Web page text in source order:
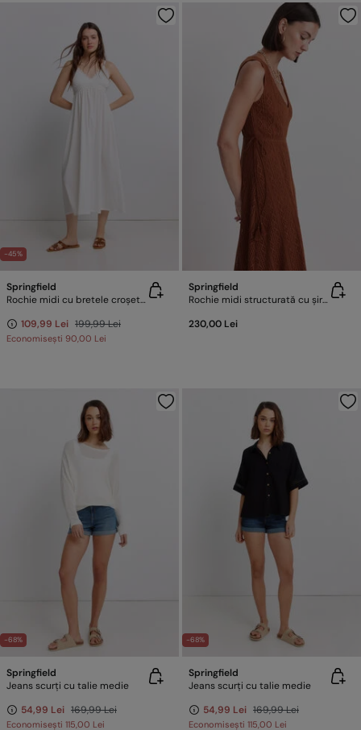
-45%
Springfield
Rochie midi cu bretele croșetate
109,99 Lei 199,99 Lei
Economisești 90,00 Lei
Springfield
Rochie midi structurată cu șireturi
230,00 Lei
-68%
Springfield
Jeans scurți cu talie medie
54,99 Lei 169,99 Lei
Economisești 115,00 Lei
-68%
Springfield
Jeans scurți cu talie medie
54,99 Lei 169,99 Lei
Economisești 115,00 Lei